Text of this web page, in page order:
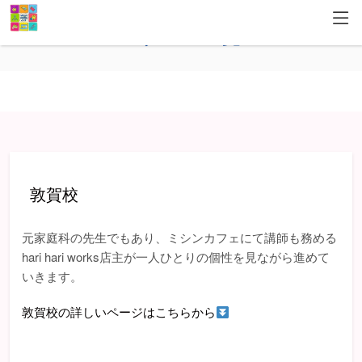
敦賀校
元家庭科の先生でもあり、ミシンカフェにて講師も務める
hari hari works店主が一人ひとりの個性を見ながら進めて
いきます。
敦賀校の詳しいページはこちらから